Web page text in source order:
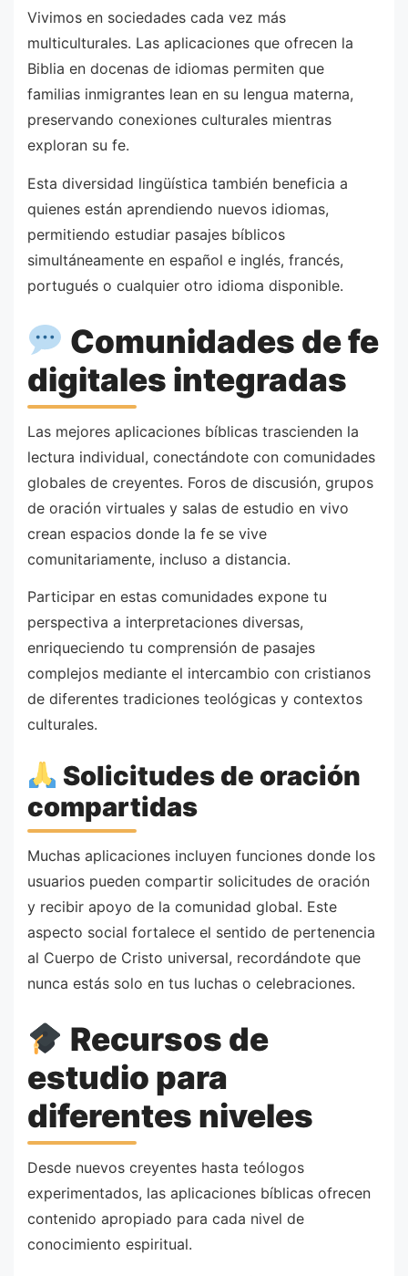
Vivimos en sociedades cada vez más
multiculturales. Las aplicaciones que ofrecen la
Biblia en docenas de idiomas permiten que
familias inmigrantes lean en su lengua materna,
preservando conexiones culturales mientras
exploran su fe.
Esta diversidad lingüística también beneficia a
quienes están aprendiendo nuevos idiomas,
permitiendo estudiar pasajes bíblicos
simultáneamente en español e inglés, francés,
portugués o cualquier otro idioma disponible.
Comunidades de fe
digitales integradas
Las mejores aplicaciones bíblicas trascienden la
lectura individual, conectándote con comunidades
globales de creyentes. Foros de discusión, grupos
de oración virtuales y salas de estudio en vivo
crean espacios donde la fe se vive
comunitariamente, incluso a distancia.
Participar en estas comunidades expone tu
perspectiva a interpretaciones diversas,
enriqueciendo tu comprensión de pasajes
complejos mediante el intercambio con cristianos
de diferentes tradiciones teológicas y contextos
culturales.
Solicitudes de oración
compartidas
Muchas aplicaciones incluyen funciones donde los
usuarios pueden compartir solicitudes de oración
y recibir apoyo de la comunidad global. Este
aspecto social fortalece el sentido de pertenencia
al Cuerpo de Cristo universal, recordándote que
nunca estás solo en tus luchas o celebraciones.
Recursos de
estudio para
diferentes niveles
Desde nuevos creyentes hasta teólogos
experimentados, las aplicaciones bíblicas ofrecen
contenido apropiado para cada nivel de
conocimiento espiritual.